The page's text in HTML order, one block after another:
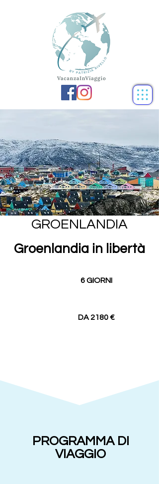
GROENLANDIA
Groenlandia in libertà
6 GIORNI
DA 2180 €
PROGRAMMA DI
VIAGGIO